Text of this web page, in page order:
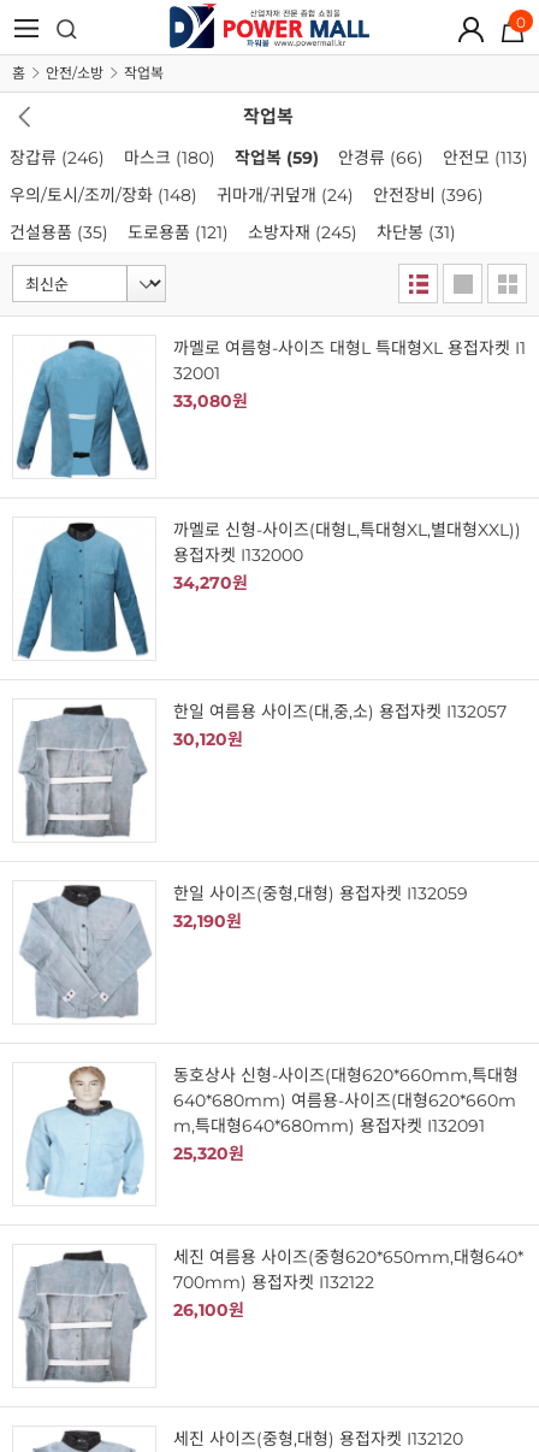
0
홈 안전/소방 작업복
작업복
장갑류 (246) 마스크 (180) 작업복 (59) 안경류 (66) 안전모 (113)
우의/토시/조끼/장화 (148) 귀마개/귀덮개 (24) 안전장비 (396)
건설용품 (35) 도로용품 (121) 소방자재 (245) 차단봉 (31)
까멜로 여름형-사이즈 대형L 특대형XL 용접자켓 I1
32001
33,080원
까멜로 신형-사이즈(대형L,특대형XL,별대형XXL))
용접자켓 I132000
34,270원
한일 여름용 사이즈(대,중,소) 용접자켓 I132057
30,120원
한일 사이즈(중형,대형) 용접자켓 I132059
32,190원
동호상사 신형-사이즈(대형620*660mm,특대형
640*680mm) 여름용-사이즈(대형620*660m
m,특대형640*680mm) 용접자켓 I132091
25,320원
세진 여름용 사이즈(중형620*650mm,대형640*
700mm) 용접자켓 I132122
26,100원
세진 사이즈(중형,대형) 용접자켓 I132120